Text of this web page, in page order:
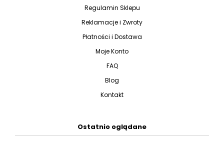
Regulamin Sklepu
Reklamacje i Zwroty
Płatności i Dostawa
Moje Konto
FAQ
Blog
Kontakt
Ostatnio oglądane